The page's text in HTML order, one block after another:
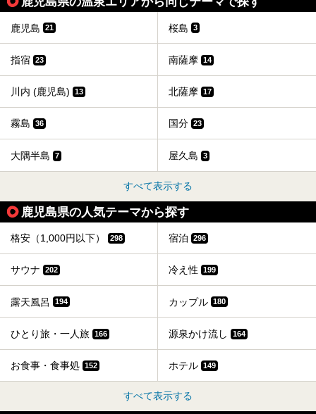
鹿児島 21 桜島 3
指宿 23 南薩摩 14
川内 (鹿児島) 13 北薩摩 17
霧島 36 国分 23
大隅半島 7 屋久島 3
すべて表示する
鹿児島県の人気テーマから探す
格安（1,000円以下） 298 宿泊 296
サウナ 202 冷え性 199
露天風呂 194 カップル 180
ひとり旅・一人旅 166 源泉かけ流し 164
お食事・食事処 152 ホテル 149
すべて表示する